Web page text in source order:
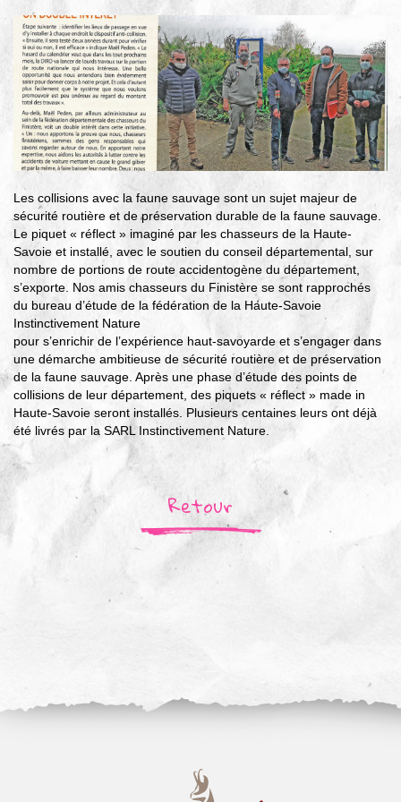
pour l’environnement
▼
Je veux devenir chasseur
▼
Je suis chasseur
Je valide mon permis
Les collisions avec la faune sauvage sont un sujet majeur de
sécurité routière et de préservation durable de la faune sauvage.
Le piquet « réflect » imaginé par les chasseurs de la Haute-
Savoie et installé, avec le soutien du conseil départemental, sur
nombre de portions de route accidentogène du département,
s’exporte. Nos amis chasseurs du Finistère se sont rapprochés
du bureau d’étude de la fédération de la Haute-Savoie
Instinctivement Nature
pour s’enrichir de l’expérience haut-savoyarde et s’engager dans
une démarche ambitieuse de sécurité routière et de préservation
de la faune sauvage. Après une phase d’étude des points de
collisions de leur département, des piquets « réflect » made in
Haute-Savoie seront installés. Plusieurs centaines leurs ont déjà
été livrés par la SARL Instinctivement Nature.
Retour